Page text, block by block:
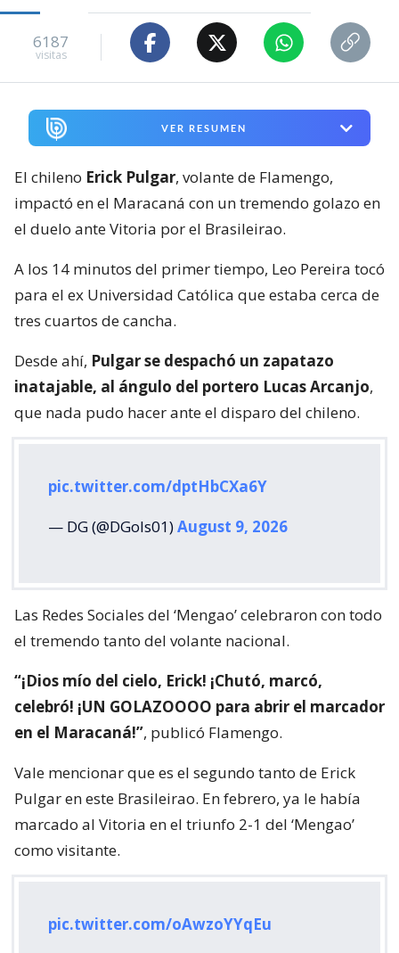
6187
visitas
VER RESUMEN
El chileno Erick Pulgar, volante de Flamengo,
impactó en el Maracaná con un tremendo golazo en
el duelo ante Vitoria por el Brasileirao.
A los 14 minutos del primer tiempo, Leo Pereira tocó
para el ex Universidad Católica que estaba cerca de
tres cuartos de cancha.
Desde ahí, Pulgar se despachó un zapatazo
inatajable, al ángulo del portero Lucas Arcanjo,
que nada pudo hacer ante el disparo del chileno.
pic.twitter.com/dptHbCXa6Y
— DG (@DGols01)August 9, 2026
Las Redes Sociales del ‘Mengao’ celebraron con todo
el tremendo tanto del volante nacional.
“¡Dios mío del cielo, Erick! ¡Chutó, marcó,
celebró! ¡UN GOLAZOOOO para abrir el marcador
en el Maracaná!”, publicó Flamengo.
Vale mencionar que es el segundo tanto de Erick
Pulgar en este Brasileirao. En febrero, ya le había
marcado al Vitoria en el triunfo 2-1 del ‘Mengao’
como visitante.
pic.twitter.com/oAwzoYYqEu